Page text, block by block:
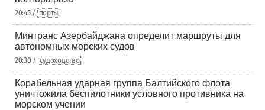
20:45 / порты
Минтранс Азербайджана определит маршруты для
автономных морских судов
20:30 / судоходство
Корабельная ударная группа Балтийского флота
уничтожила беспилотники условного противника на
морском учении